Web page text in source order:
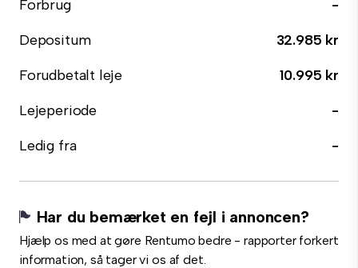
Forbrug
-
Depositum
32.985 kr
Forudbetalt leje
10.995 kr
Lejeperiode
-
Ledig fra
-
Har du bemærket en fejl i annoncen?
Hjælp os med at gøre Rentumo bedre - rapporter forkert
information, så tager vi os af det.